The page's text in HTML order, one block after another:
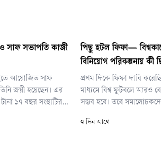
সাফ সভাপতি কাজী
আয়োজিত সাফ
তিনি জয়ী হয়েছেন। এর
১৭ বছর সংস্থাটির
পিছু হটল ফিফা—
বিনিয়োগ পরিকল্পনায় কী
প্রথম দিকে ফিফা দাবি
মাধ্যমে বিশ্ব ফুটবলে আরও
সম্ভব হবে। তবে
সম্পদের ওপর বেসরকারি
৭ দিন আগে